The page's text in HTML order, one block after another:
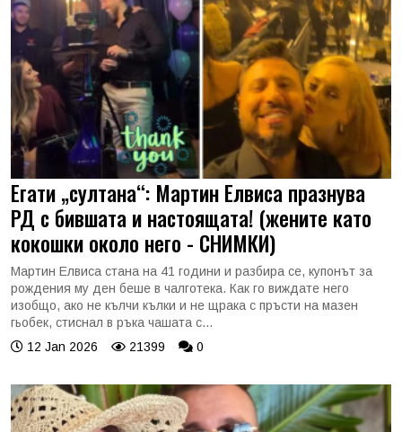
Егати „султана“: Мартин Елвиса празнува
РД с бившата и настоящата! (жените като
кокошки около него - СНИМКИ)
Мартин Елвиса стана на 41 години и разбира се, купонът за
рождения му ден беше в чалготека. Как го виждате него
изобщо, ако не кълчи кълки и не щрака с пръсти на мазен
гьобек, стиснал в ръка чашата с...
12 Jan 2026
21399 0